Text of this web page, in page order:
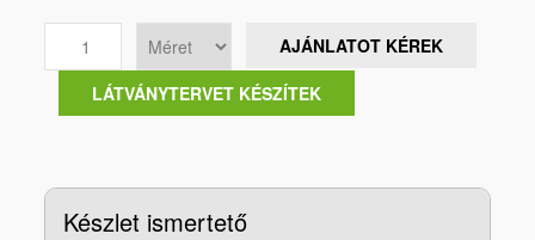
AJÁNLATOT KÉREK
LÁTVÁNYTERVET KÉSZÍTEK
Készlet ismertető